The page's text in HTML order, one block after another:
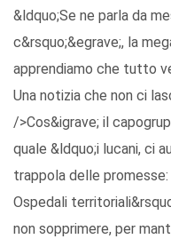
&ldquo;Se ne parla da
c&rsquo;&egrave;, la
apprendiamo che tutto
Una notizia che non ci
/>Cos&igrave; il
quale &ldquo;i lucani, ci
trappola delle
Ospedali
non sopprimere, per